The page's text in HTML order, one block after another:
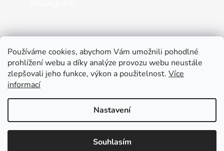
Používáme cookies, abychom Vám umožnili pohodlné
prohlížení webu a díky analýze provozu webu neustále
zlepšovali jeho funkce, výkon a použitelnost. Více
informací
Nastavení
Souhlasím
Kamenná prodejna je otevřená od pondělí do pátku od 9 do 12 a od
13 do 16. Online objednávejte 24/7. Mějte léto plné
Vytvořil Shoptet
CopyCentrum Jindřichův Hradec